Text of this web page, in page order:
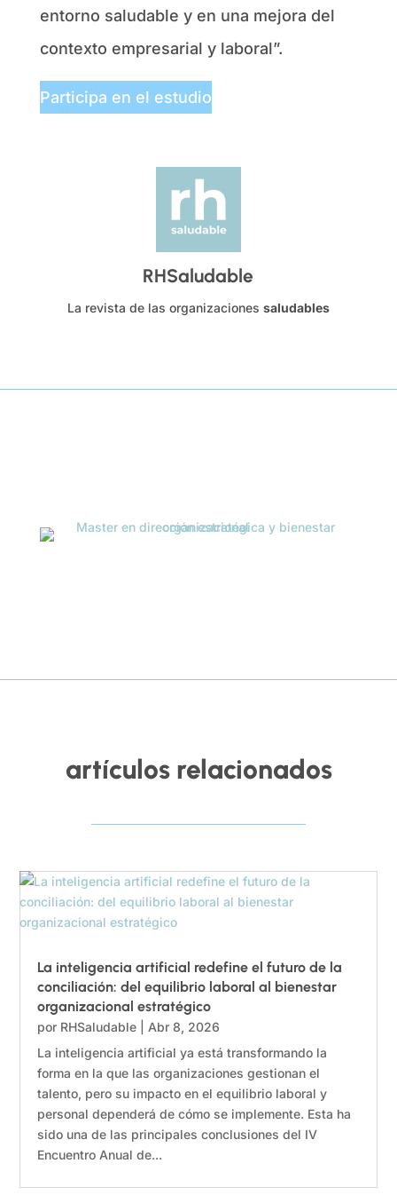
entorno saludable y en una mejora del
contexto empresarial y laboral”.
Participa en el estudio
RHSaludable
La revista de las organizaciones saludables
artículos relacionados
La inteligencia artificial redefine el futuro de la
conciliación: del equilibrio laboral al bienestar
organizacional estratégico
por RHSaludable
Abr 8, 2026
La inteligencia artificial ya está transformando la
forma en la que las organizaciones gestionan el
talento, pero su impacto en el equilibrio laboral y
personal dependerá de cómo se implemente. Esta ha
sido una de las principales conclusiones del IV
Encuentro Anual de...